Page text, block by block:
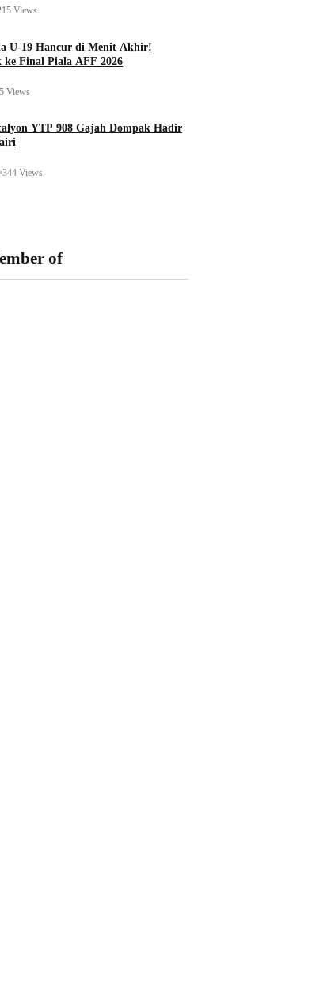
Views
U-19 Hancur di Menit Akhir!
ke Final Piala AFF 2026
Views
YTP 908 Gajah Dompak Hadir
344 Views
of